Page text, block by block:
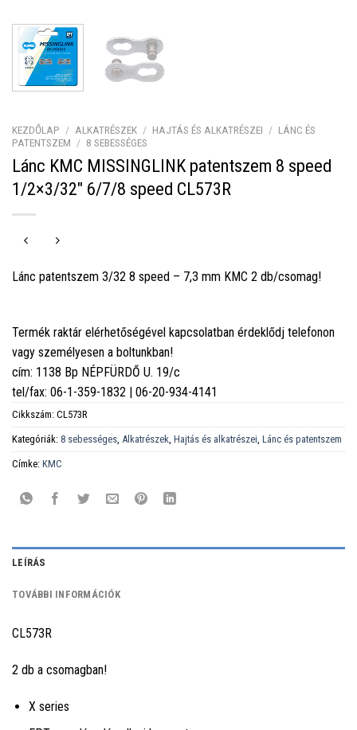
KEZDŐLAP / ALKATRÉSZEK / HAJTÁS ÉS ALKATRÉSZEI / LÁNC ÉS
PATENTSZEM / 8 SEBESSÉGES
Lánc KMC MISSINGLINK patentszem 8 speed
1/2×3/32″ 6/7/8 speed CL573R
Lánc patentszem 3/32 8 speed – 7,3 mm KMC 2 db/csomag!
Termék raktár elérhetőségével kapcsolatban érdeklődj telefonon
vagy személyesen a boltunkban!
cím: 1138 Bp NÉPFÜRDŐ U. 19/c
tel/fax: 06-1-359-1832 | 06-20-934-4141
Cikkszám: CL573R
Kategóriák: 8 sebességes, Alkatrészek, Hajtás és alkatrészei, Lánc és patentszem
Címke: KMC
LEÍRÁS
TOVÁBBI INFORMÁCIÓK
CL573R
2 db a csomagban!
X series